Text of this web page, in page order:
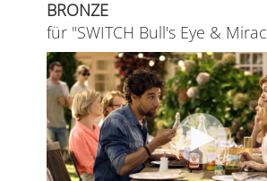
BRONZE
für "SWITCH Bull's Eye &